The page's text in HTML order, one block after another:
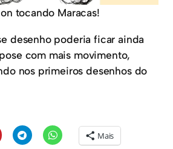
tocando Maracas!
desenho poderia ficar ainda
com mais movimento,
nos primeiros desenhos do
Mais